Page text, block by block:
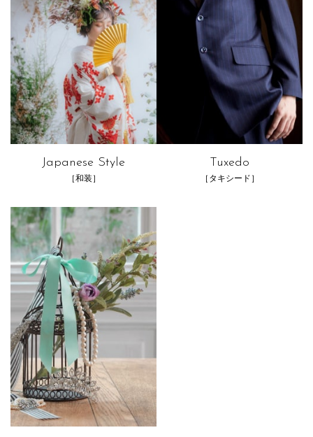
Japanese Style
［和装］
Tuxedo
［タキシード］